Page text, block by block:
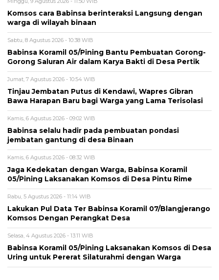
Komsos cara Babinsa berinteraksi Langsung dengan
warga di wilayah binaan
Sabtu, 8 Agustus 2026 - 10:38 WIB
Babinsa Koramil 05/Pining Bantu Pembuatan Gorong-
Gorong Saluran Air dalam Karya Bakti di Desa Pertik
Jumat, 7 Agustus 2026 - 10:54 WIB
Tinjau Jembatan Putus di Kendawi, Wapres Gibran
Bawa Harapan Baru bagi Warga yang Lama Terisolasi
Kamis, 6 Agustus 2026 - 09:02 WIB
Babinsa selalu hadir pada pembuatan pondasi
jembatan gantung di desa Binaan
Kamis, 6 Agustus 2026 - 08:32 WIB
Jaga Kedekatan dengan Warga, Babinsa Koramil
05/Pining Laksanakan Komsos di Desa Pintu Rime
Rabu, 5 Agustus 2026 - 11:14 WIB
Lakukan Pul Data Ter Babinsa Koramil 07/Blangjerango
Komsos Dengan Perangkat Desa
Selasa, 4 Agustus 2026 - 13:11 WIB
Babinsa Koramil 05/Pining Laksanakan Komsos di Desa
Uring untuk Pererat Silaturahmi dengan Warga